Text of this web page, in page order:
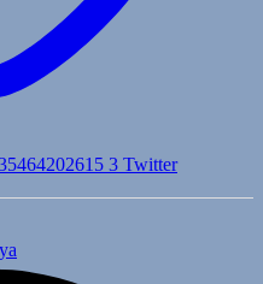
3 Twitter